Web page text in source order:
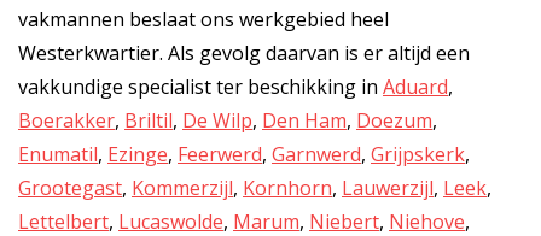
vakmannen beslaat ons werkgebied heel
Westerkwartier. Als gevolg daarvan is er altijd een
vakkundige specialist ter beschikking in Aduard,
Boerakker, Briltil, De Wilp, Den Ham, Doezum,
Enumatil, Ezinge, Feerwerd, Garnwerd, Grijpskerk,
Grootegast, Kommerzijl, Kornhorn, Lauwerzijl, Leek,
Lettelbert, Lucaswolde, Marum, Niebert, Niehove,